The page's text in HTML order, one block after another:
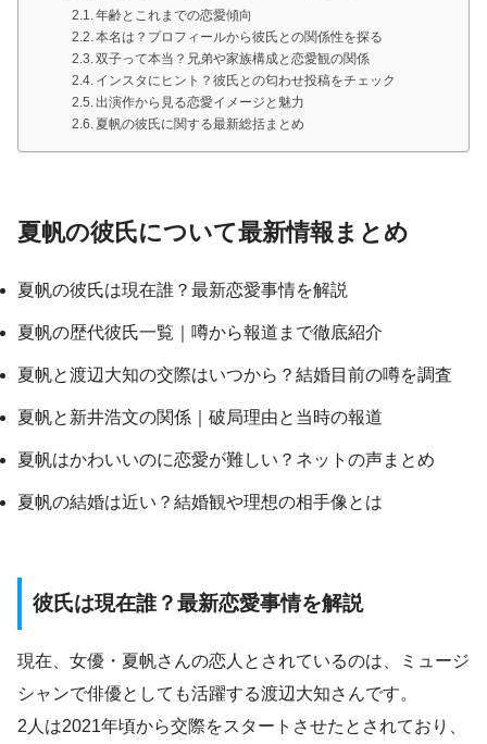
年齢とこれまでの恋愛傾向
本名は？プロフィールから彼氏との関係性を探る
双子って本当？兄弟や家族構成と恋愛観の関係
インスタにヒント？彼氏との匂わせ投稿をチェック
出演作から見る恋愛イメージと魅力
夏帆の彼氏に関する最新総括まとめ
夏帆の彼氏について最新情報まとめ
夏帆の彼氏は現在誰？最新恋愛事情を解説
夏帆の歴代彼氏一覧｜噂から報道まで徹底紹介
夏帆と渡辺大知の交際はいつから？結婚目前の噂を調査
夏帆と新井浩文の関係｜破局理由と当時の報道
夏帆はかわいいのに恋愛が難しい？ネットの声まとめ
夏帆の結婚は近い？結婚観や理想の相手像とは
彼氏は現在誰？最新恋愛事情を解説
現在、女優・夏帆さんの恋人とされているのは、ミュージ
シャンで俳優としても活躍する渡辺大知さんです。
2人は2021年頃から交際をスタートさせたとされており、